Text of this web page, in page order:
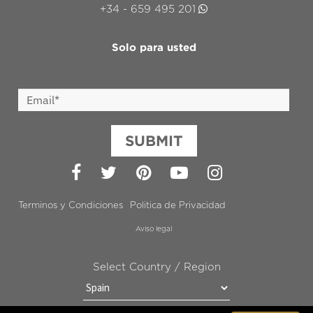
+34 - 659 495 201
Solo para usted
SUBMIT
Facebook
TwitterPinterest
YouTubeInstagram
Terminos y Condiciones Politica de Privacidad
Aviso legal
Select Country / Region